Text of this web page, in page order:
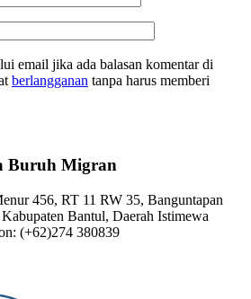
email jika ada balasan komentar di
berlangganan tanpa harus memberi
Buruh Migran
456, RT 11 RW 35, Banguntapan
Bantul, Daerah Istimewa
(+62)274 380839